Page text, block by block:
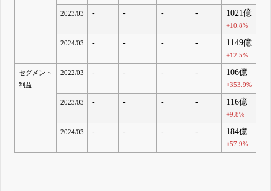
2023/03 - - - - 1021億
+10.8%
2024/03 - - - - 1149億
+12.5%
セグメント
利益
2022/03 - - - - 106億
+353.9%
2023/03 - - - - 116億
+9.8%
2024/03 - - - - 184億
+57.9%